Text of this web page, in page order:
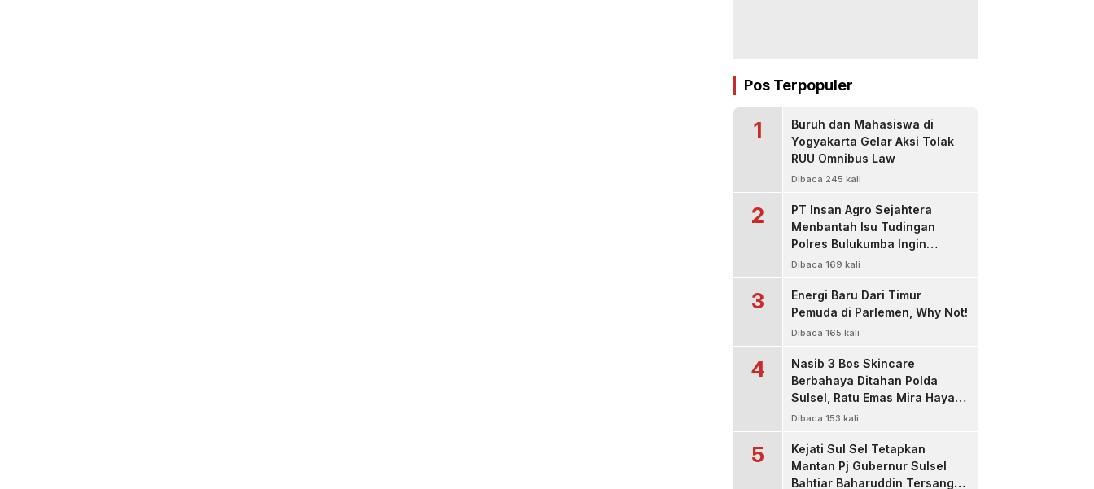
Pos Terpopuler
1
Buruh dan Mahasiswa di
Yogyakarta Gelar Aksi Tolak
RUU Omnibus Law
Dibaca 245 kali
2
PT Insan Agro Sejahtera
Menbantah Isu Tudingan
Polres Bulukumba Ingin
Menjadi Pemasok Material, Itu
Dibaca 169 kali
3
Energi Baru Dari Timur
Pemuda di Parlemen, Why Not!
Dibaca 165 kali
4
Nasib 3 Bos Skincare
Berbahaya Ditahan Polda
Sulsel, Ratu Emas Mira Hayati
dan Pemilik Raja Glow Sakit
Tersangka
Dibaca 153 kali
5
Kejati Sul Sel Tetapkan
Mantan Pj Gubernur Sulsel
Bahtiar Baharuddin Tersangka